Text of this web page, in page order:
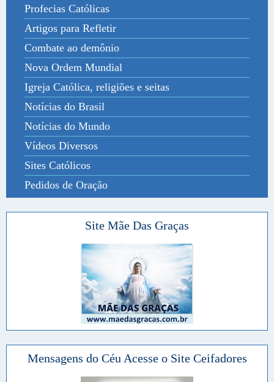
Profecias Católicas
Artigos para Refletir
Combate ao demônio
Nova Ordem Mundial
Igreja Católica, religiões e seitas
Notícias do Brasil
Notícias do Mundo
Vídeos Diversos
Sites Católicos
Pedidos de Oração
Site Mãe Das Graças
Mensagens do Céu Acesse o Site Ceifadores